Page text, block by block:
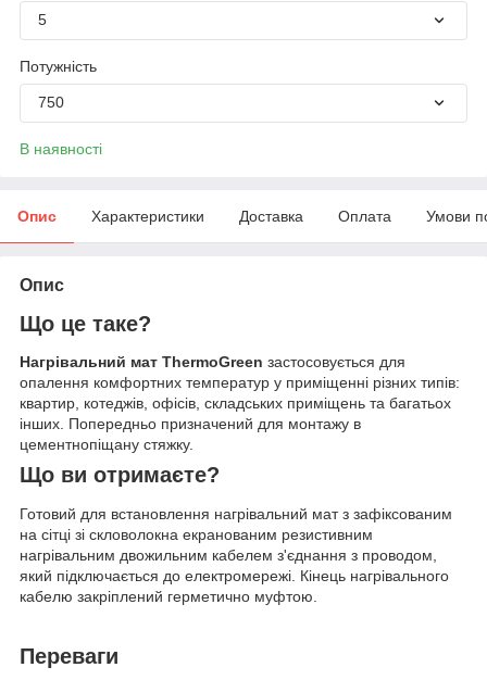
5
Потужність
750
В наявності
Опис Характеристики Доставка Оплата Умови
Опис
Що це таке?
Нагрівальний мат ThermoGreen застосовується для
опалення комфортних температур у приміщенні різних типів:
квартир, котеджів, офісів, складських приміщень та багатьох
інших. Попередньо призначений для монтажу в
цементнопіщану стяжку.
Що ви отримаєте?
Готовий для встановлення нагрівальний мат з зафіксованим
на сітці зі скловолокна екранованим резистивним
нагрівальним двожильним кабелем з'єднання з проводом,
який підключається до електромережі. Кінець нагрівального
кабелю закріплений герметично муфтою.
Переваги